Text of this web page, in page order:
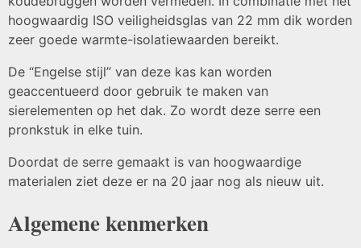
hoogwaardig ISO veiligheidsglas van 22 mm dik worden
zeer goede warmte-isolatiewaarden bereikt.
De “Engelse stijl” van deze kas kan worden
geaccentueerd door gebruik te maken van
sierelementen op het dak. Zo wordt deze serre een
pronkstuk in elke tuin.
Doordat de serre gemaakt is van hoogwaardige
materialen ziet deze er na 20 jaar nog als nieuw uit.
Algemene kenmerken